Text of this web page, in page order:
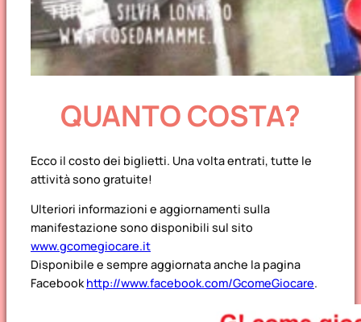
QUANTO COSTA?
Ecco il costo dei biglietti. Una volta entrati, tutte le
attività sono gratuite!
Ulteriori informazioni e aggiornamenti sulla
manifestazione sono disponibili sul sito
www.gcomegiocare.it
Disponibile e sempre aggiornata anche la pagina
Facebookhttp://www.facebook.com/GcomeGiocare.